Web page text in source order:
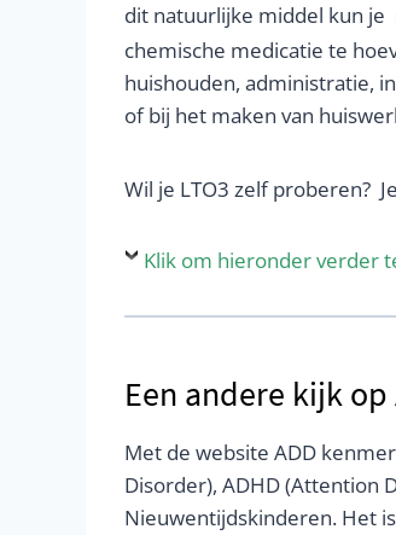
dit natuurlijke middel kun je
chemische medicatie te
huishouden, administratie,
of bij het maken van
Wil je LTO3 zelf proberen?
Klik om hieronder verder
Een andere kijk op
Met de website ADD
Disorder), ADHD (Attention
Nieuwentijdskinderen. Het